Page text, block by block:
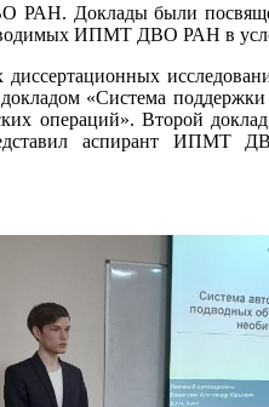
Доклады были
ИПМТ ДВО РАН в
«Система
операций». Второй
аспирант ИПМТ